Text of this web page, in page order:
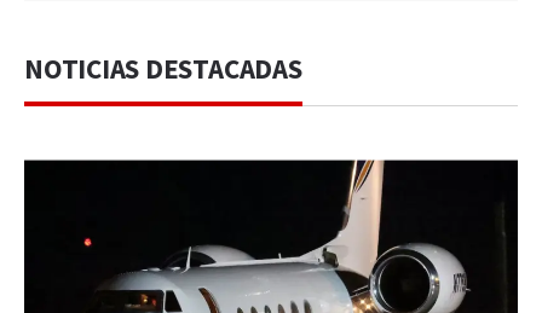
NOTICIAS DESTACADAS